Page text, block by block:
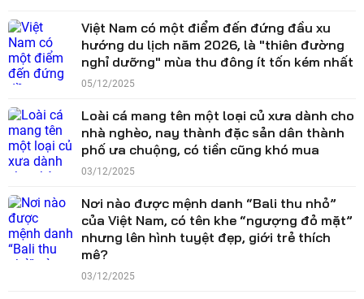
Việt Nam có một điểm đến đứng đầu xu
hướng du lịch năm 2026, là "thiên đường
nghỉ dưỡng" mùa thu đông ít tốn kém nhất
05/12/2025
Loài cá mang tên một loại củ xưa dành cho
nhà nghèo, nay thành đặc sản dân thành
phố ưa chuộng, có tiền cũng khó mua
03/12/2025
Nơi nào được mệnh danh “Bali thu nhỏ”
của Việt Nam, có tên khe “ngượng đỏ mặt”
nhưng lên hình tuyệt đẹp, giới trẻ thích
mê?
03/12/2025